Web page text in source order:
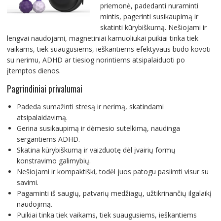
priemonė, padedanti nuraminti
mintis, pagerinti susikaupimą ir
skatinti kūrybiškumą. Nešiojami ir
lengvai naudojami, magnetiniai kamuoliukai puikiai tinka tiek
vaikams, tiek suaugusiems, ieškantiems efektyvaus būdo kovoti
su nerimu, ADHD ar tiesiog norintiems atsipalaiduoti po
įtemptos dienos.
Pagrindiniai privalumai
Padeda sumažinti stresą ir nerimą, skatindami
atsipalaidavimą.
Gerina susikaupimą ir dėmesio sutelkimą, naudinga
sergantiems ADHD.
Skatina kūrybiškumą ir vaizduotę dėl įvairių formų
konstravimo galimybių.
Nešiojami ir kompaktiški, todėl juos patogu pasiimti visur su
savimi.
Pagaminti iš saugių, patvarių medžiagų, užtikrinančių ilgalaikį
naudojimą.
Puikiai tinka tiek vaikams, tiek suaugusiems, ieškantiems